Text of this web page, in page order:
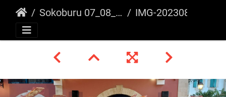
Sokoburu 07_08_2023 IMG-20230808-WA0067